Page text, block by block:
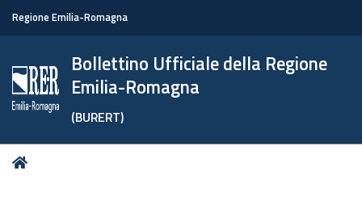
Regione Emilia-Romagna
Bollettino Ufficiale della Regione
Emilia-Romagna
(BURERT)
Tu